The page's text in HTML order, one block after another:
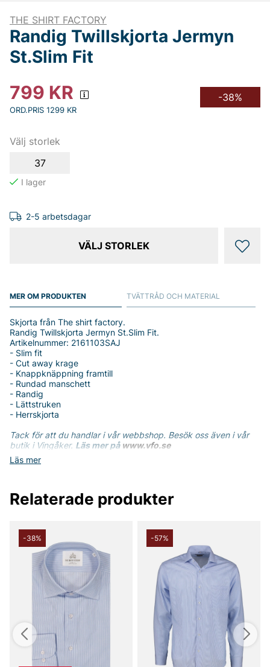
THE SHIRT FACTORY
Randig Twillskjorta Jermyn
St.Slim Fit
799 KR
ORD.PRIS 1299 KR
-38%
Välj storlek
37
2-5 arbetsdagar
VÄLJ STORLEK
MER OM PRODUKTEN
Läs mer
Skjorta från The shirt factory.
Randig Twillskjorta Jermyn St.Slim Fit.
Artikelnummer: 2161103SAJ
- Slim fit
- Cut away krage
- Knappknäppning framtill
- Rundad manschett
- Randig
- Lättstruken
- Herrskjorta
Tack för att du handlar i vår webbshop. Besök oss även i vår
butik i Vingåker. Läs mer på www.vfo.se
TVÄTTRÅD OCH MATERIAL
Relaterade produkter
-38% -57%